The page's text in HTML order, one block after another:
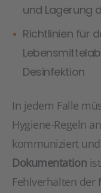
und Lagerung
Richtlinien für
Desinfektion
In jedem Falle
Hygiene-Regeln
kommuniziert
Dokumentation
Fehlverhalten